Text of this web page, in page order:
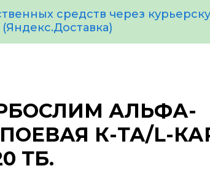
средств через
(Яндекс.Доставка)
АЛЬФА-
К-ТА/L-
ТБ.